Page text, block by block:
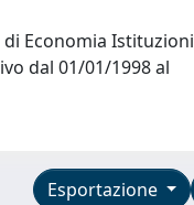
Economia Istituzioni
dal 01/01/1998 al
Esportazione